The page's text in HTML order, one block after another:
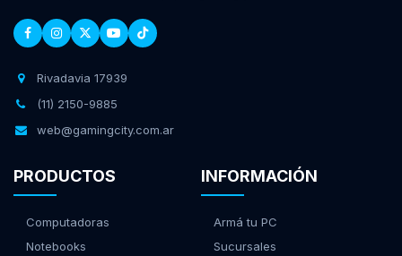
Rivadavia 17939
(11) 2150-9885
web@gamingcity.com.ar
PRODUCTOS
Computadoras
Notebooks
INFORMACIÓN
Armá tu PC
Sucursales